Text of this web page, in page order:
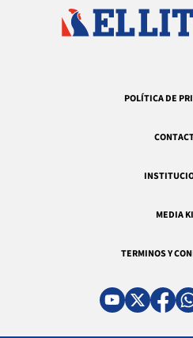
POLÍTICA DE
MEDIA
TERMINOS Y